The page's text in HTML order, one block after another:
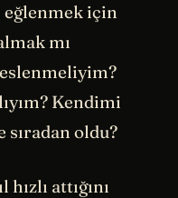
için
mı
Kendimi
sıradan oldu?
attığını